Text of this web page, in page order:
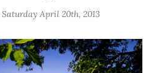
Saturday April 20th, 2013